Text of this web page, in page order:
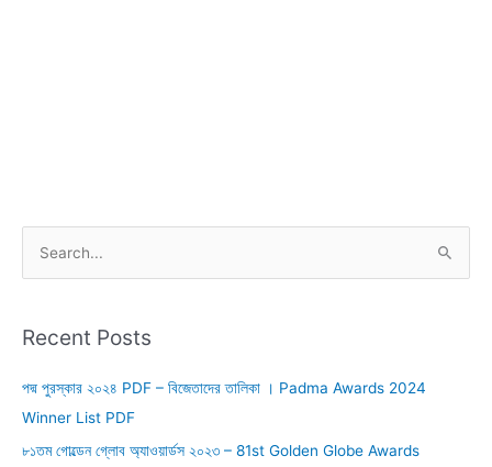
r
h
f
o
Recent Posts
পদ্ম পুরস্কার ২০২৪ PDF – বিজেতাদের তালিকা । Padma Awards 2024
Winner List PDF
৮১তম গোল্ডেন গ্লোব অ্যাওয়ার্ডস ২০২৩ – 81st Golden Globe Awards